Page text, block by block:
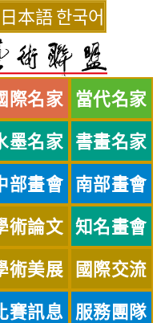
日本語한국어
際名家 當代名家
墨名家 書畫名家
部畫會 南部畫會
術論文 知名畫會
術美展 國際交流
賽訊息 服務團隊